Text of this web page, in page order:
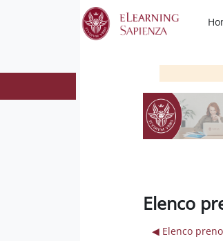
Elenco
◀︎ Elenco